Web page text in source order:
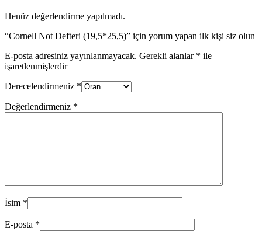
Henüz değerlendirme yapılmadı.
“Cornell Not Defteri (19,5*25,5)” için yorum yapan ilk kişi siz olun
E-posta adresiniz yayınlanmayacak. Gerekli alanlar * ile
işaretlenmişlerdir
Derecelendirmeniz *
Değerlendirmeniz *
İsim *
E-posta *